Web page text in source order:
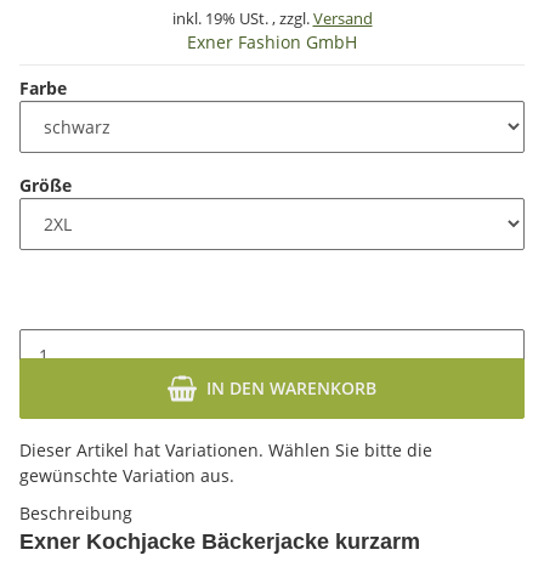
inkl. 19% USt. , zzgl.Versand
Exner Fashion GmbH
Farbe
Größe
IN DEN WARENKORB
x
Dieser Artikel hat Variationen. Wählen Sie bitte die
gewünschte Variation aus.
Beschreibung
Exner Kochjacke Bäckerjacke kurzarm